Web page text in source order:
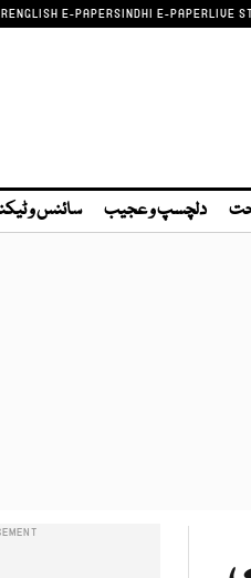
ENGLISH E-PAPERSINDHI E-PAPERLIVE
دلچسپ و عجیب سائنس و